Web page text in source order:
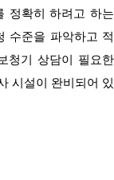
정확히 하려고 하는
수준을 파악하고 적
청기 상담이 필요한
시설이 완비되어 있